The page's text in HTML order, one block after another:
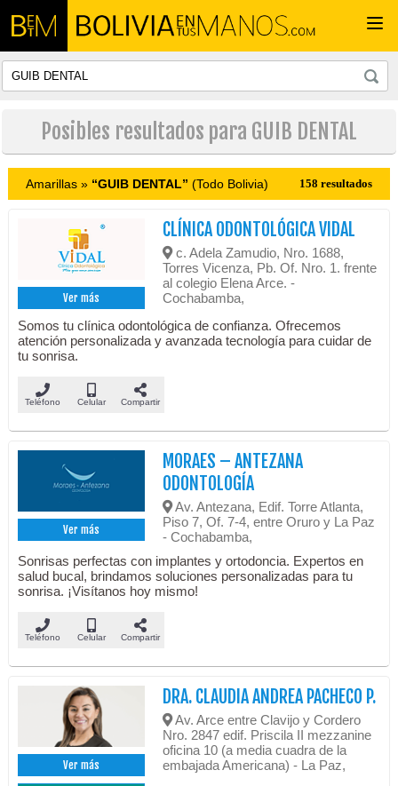
Posibles resultados para GUIB DENTAL
Amarillas » “GUIB DENTAL” (Todo Bolivia) 158 resultados
Ver más
CLÍNICA ODONTOLÓGICA VIDAL
c. Adela Zamudio, Nro. 1688,
Torres Vicenza, Pb. Of. Nro. 1. frente
al colegio Elena Arce. -
Cochabamba,
Somos tu clínica odontológica de confianza. Ofrecemos
atención personalizada y avanzada tecnología para cuidar de
tu sonrisa.
Teléfono Celular Compartir
Ver más
MORAES – ANTEZANA
ODONTOLOGÍA
Av. Antezana, Edif. Torre Atlanta,
Piso 7, Of. 7-4, entre Oruro y La Paz
- Cochabamba,
Sonrisas perfectas con implantes y ortodoncia. Expertos en
salud bucal, brindamos soluciones personalizadas para tu
sonrisa. ¡Visítanos hoy mismo!
Teléfono Celular Compartir
Ver más
DRA. CLAUDIA ANDREA PACHECO P.
Av. Arce entre Clavijo y Cordero
Nro. 2847 edif. Priscila II mezzanine
oficina 10 (a media cuadra de la
embajada Americana) - La Paz,